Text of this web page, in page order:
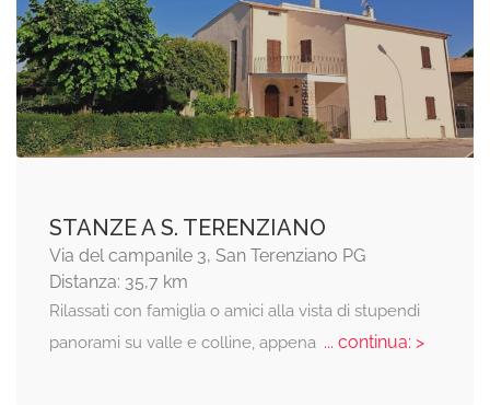
STANZE A S. TERENZIANO
Via del campanile 3, San Terenziano PG
Distanza: 35,7 km
Rilassati con famiglia o amici alla vista di stupendi
panorami su valle e colline, appena... continua: >